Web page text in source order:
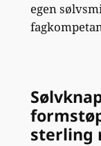
egen
sterling